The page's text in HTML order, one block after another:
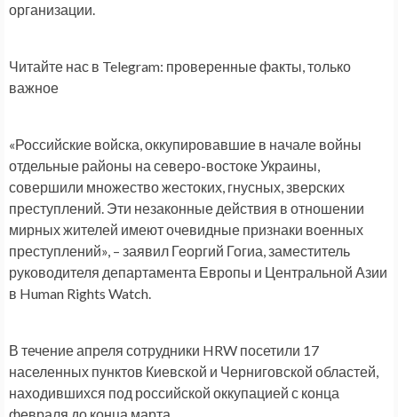
организации.
Читайте нас в Telegram: проверенные факты, только
важное
«Российские войска, оккупировавшие в начале войны
отдельные районы на северо-востоке Украины,
совершили множество жестоких, гнусных, зверских
преступлений. Эти незаконные действия в отношении
мирных жителей имеют очевидные признаки военных
преступлений», – заявил Георгий Гогиа, заместитель
руководителя департамента Европы и Центральной Азии
в Human Rights Watch.
В течение апреля сотрудники HRW посетили 17
населенных пунктов Киевской и Черниговской областей,
находившихся под российской оккупацией с конца